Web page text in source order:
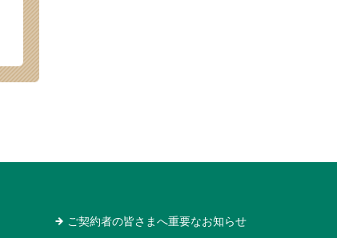
ご契約者の皆さまへ重要なお知らせ